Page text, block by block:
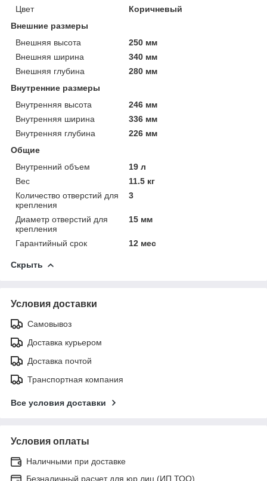
Цвет
Коричневый
Внешние размеры
Внешняя высота
250 мм
Внешняя ширина
340 мм
Внешняя глубина
280 мм
Внутренние размеры
Внутренняя высота
246 мм
Внутренняя ширина
336 мм
Внутренняя глубина
226 мм
Общие
Внутренний объем
19 л
Вес
11.5 кг
Количество отверстий для
крепления
3
Диаметр отверстий для
крепления
15 мм
Гарантийный срок 12 мес
Скрыть
Условия доставки
Самовывоз
Доставка курьером
Доставка почтой
Транспортная компания
Все условия доставки
Условия оплаты
Наличными при доставке
Безналичный расчет для юр.лиц (ИП ТОО)